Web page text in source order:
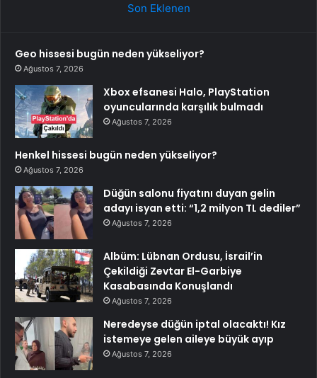
Son Eklenen
Geo hissesi bugün neden yükseliyor?
Ağustos 7, 2026
Xbox efsanesi Halo, PlayStation
oyuncularında karşılık bulmadı
Ağustos 7, 2026
Henkel hissesi bugün neden yükseliyor?
Ağustos 7, 2026
Düğün salonu fiyatını duyan gelin
adayı isyan etti: “1,2 milyon TL dediler”
Ağustos 7, 2026
Albüm: Lübnan Ordusu, İsrail’in
Çekildiği Zevtar El-Garbiye
Kasabasında Konuşlandı
Ağustos 7, 2026
Neredeyse düğün iptal olacaktı! Kız
istemeye gelen aileye büyük ayıp
Ağustos 7, 2026